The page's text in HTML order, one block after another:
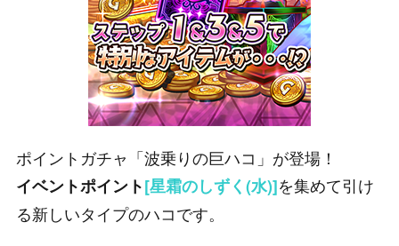
ポイントガチャ「波乗りの巨ハコ」が登場！
イベントポイント[星霜のしずく(水)]を集めて引け
る新しいタイプのハコです。